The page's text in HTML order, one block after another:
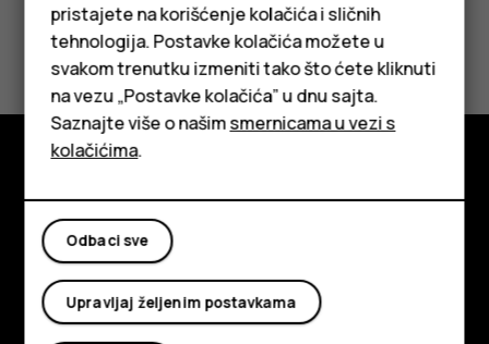
Pametni telefoni
Klasični telefoni
Tableti
Da li vam je ovo bilo korisno?
Da Ne
O kompaniji
Planet and people
Podrška
pristajete na korišćenje kolačića i sličnih
tehnologija. Postavke kolačića možete u
svakom trenutku izmeniti tako što ćete kliknuti
na vezu „Postavke kolačića” u dnu sajta.
Saznajte više o našimsmernicama u vezi s
kolačićima.
Odbaci sve
Upravljaj željenim postavkama